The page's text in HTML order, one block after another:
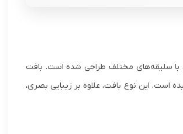
که برای آقایان با سلیقه‌های مختلف طراحی شده است. بافت
این نوع بافت، علاوه بر زیبایی بصری،